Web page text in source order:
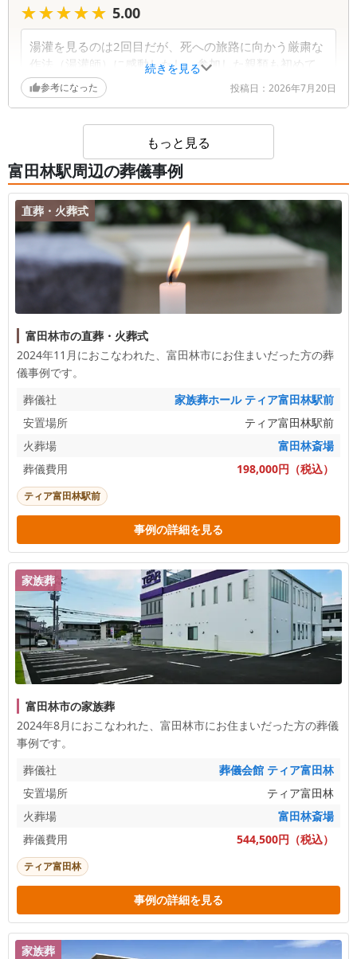
続きを見る
★★★★★
★★★★★ 5.00
湯灌を見るのは2回目だが、死への旅路に向かう厳粛な
作法（湯灌師）に感動したし、参加した親類も初めて
らしく、いい体験をしたと聞いている。流石ティアな
らでのサービスと思っている。今回大変良心的で荘厳
からも立派だったと好評判で大変満足です。次回も利
用させてもらいますので頑張ってください！
参考になった 投稿日： 2026年7月20日
もっと見る
富田林駅周辺の葬儀事例
直葬・火葬式
富田林市の直葬・火葬式
2024年11月におこなわれた、 富田林市にお住まいだった方の葬
儀事例です。
葬儀社
家族葬ホール ティア富田林駅前
安置場所
ティア富田林駅前
火葬場
富田林斎場
葬儀費用
198,000円（税込）
ティア富田林駅前
事例の詳細を見る
家族葬
富田林市の家族葬
2024年8月におこなわれた、 富田林市にお住まいだった方の葬儀
事例です。
葬儀社
葬儀会館 ティア富田林
安置場所
ティア富田林
火葬場
富田林斎場
葬儀費用
544,500円（税込）
ティア富田林
事例の詳細を見る
家族葬